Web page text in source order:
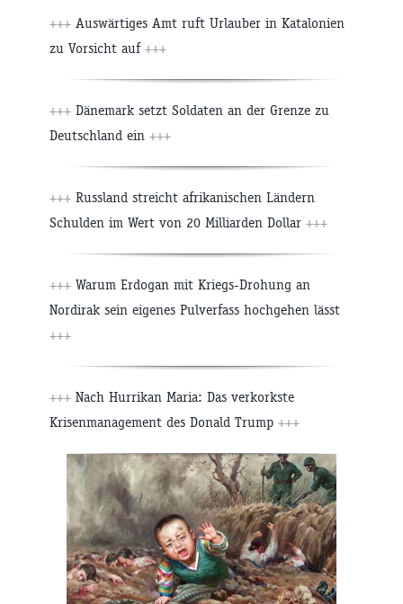
+++ Auswärtiges Amt ruft Urlauber in Katalonien
zu Vorsicht auf +++
+++ Dänemark setzt Soldaten an der Grenze zu
Deutschland ein +++
+++ Russland streicht afrikanischen Ländern
Schulden im Wert von 20 Milliarden Dollar +++
+++ Warum Erdogan mit Kriegs-Drohung an
Nordirak sein eigenes Pulverfass hochgehen lässt
+++
+++ Nach Hurrikan Maria: Das verkorkste
Krisenmanagement des Donald Trump +++